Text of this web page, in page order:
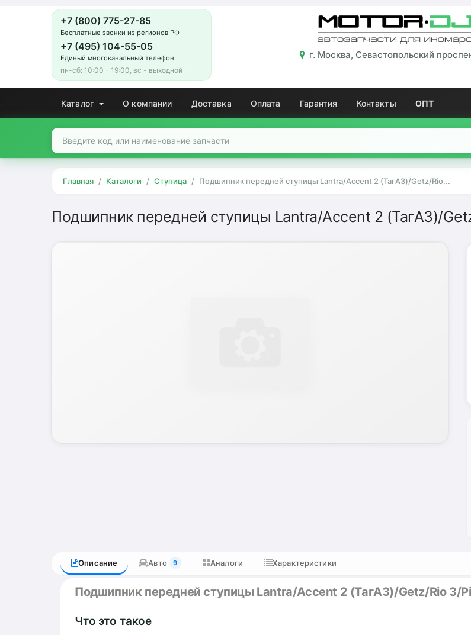
+7 (800) 775-27-85
Бесплатные звонки из регионов РФ
+7 (495) 104-55-05
Единый многоканальный телефон
пн-сб: 10:00 - 19:00, вс - выходной
г. Москва, Севастопольский
Каталог О компании Доставка Оплата Гарантия Контакты ОПТ
Главная Каталоги Ступица Подшипник передней ступицы Lantra/Accent 2 (ТагАЗ)/Getz/Rio...
Подшипник передней ступицы Lantra/Accent 2 (ТагАЗ)/
Описание Авто 9 Аналоги Характеристики
Подшипник передней ступицы Lantra/Accent 2 (ТагАЗ)/Getz/Rio 3/
Что это такое